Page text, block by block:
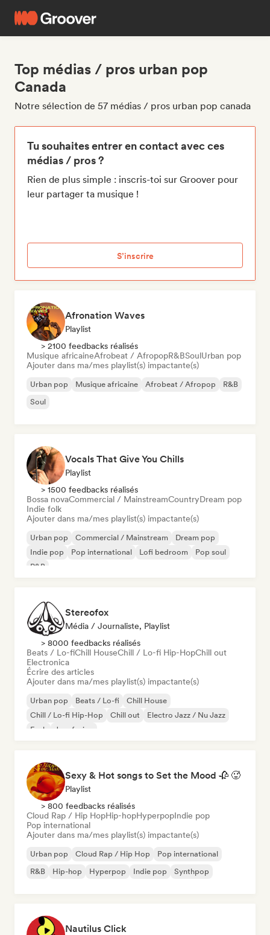
Top médias / pros urban pop
Canada
Notre sélection de 57 médias / pros urban pop canada
Tu souhaites entrer en contact avec ces
médias / pros ?
Rien de plus simple : inscris-toi sur Groover pour
leur partager ta musique !
S’inscrire
Afronation Waves
Playlist
> 2100 feedbacks réalisés
Musique africaineAfrobeat / AfropopR&BSoulUrban pop
Ajouter dans ma/mes playlist(s) impactante(s)
Urban pop Musique africaine Afrobeat / Afropop
R&B
Soul
Vocals That Give You Chills
Playlist
> 1500 feedbacks réalisés
Bossa novaCommercial / MainstreamCountryDream pop
Indie folk
Ajouter dans ma/mes playlist(s) impactante(s)
Urban pop Commercial / Mainstream
Dream pop
Indie pop
Pop international Lofi bedroom
Pop soul
R&B
Stereofox
Média / Journaliste, Playlist
> 8000 feedbacks réalisés
Beats / Lo-fiChill HouseChill / Lo-fi Hip-HopChill out
Electronica
Écrire des articles
Ajouter dans ma/mes playlist(s) impactante(s)
Urban pop Beats / Lo-fi
Chill House
Chill / Lo-fi Hip-Hop
Chill out
Electro Jazz / Nu Jazz
Funk
Jazz fusion
Sexy & Hot songs to Set the Mood 🥀 🥵
Playlist
> 800 feedbacks réalisés
Cloud Rap / Hip HopHip-hopHyperpopIndie pop
Pop international
Ajouter dans ma/mes playlist(s) impactante(s)
Urban pop Cloud Rap / Hip Hop
Pop international
R&B
Hip-hop Hyperpop Indie pop Synthpop
Nautilus Click